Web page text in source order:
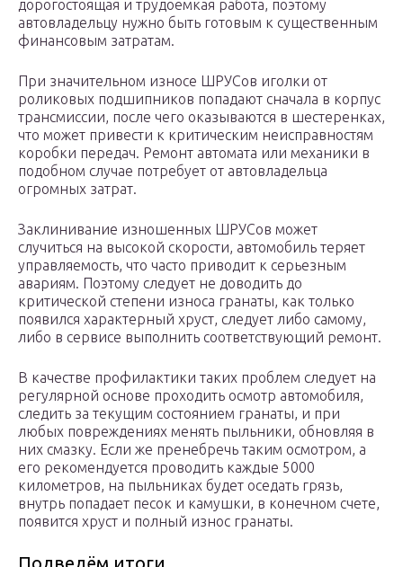
дорогостоящая и трудоемкая работа, поэтому
автовладельцу нужно быть готовым к существенным
финансовым затратам.
При значительном износе ШРУСов иголки от
роликовых подшипников попадают сначала в корпус
трансмиссии, после чего оказываются в шестеренках,
что может привести к критическим неисправностям
коробки передач. Ремонт автомата или механики в
подобном случае потребует от автовладельца
огромных затрат.
Заклинивание изношенных ШРУСов может
случиться на высокой скорости, автомобиль теряет
управляемость, что часто приводит к серьезным
авариям. Поэтому следует не доводить до
критической степени износа гранаты, как только
появился характерный хруст, следует либо самому,
либо в сервисе выполнить соответствующий ремонт.
В качестве профилактики таких проблем следует на
регулярной основе проходить осмотр автомобиля,
следить за текущим состоянием гранаты, и при
любых повреждениях менять пыльники, обновляя в
них смазку. Если же пренебречь таким осмотром, а
его рекомендуется проводить каждые 5000
километров, на пыльниках будет оседать грязь,
внутрь попадает песок и камушки, в конечном счете,
появится хруст и полный износ гранаты.